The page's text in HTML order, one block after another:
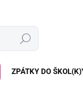
Hledat
ZPÁTKY DO